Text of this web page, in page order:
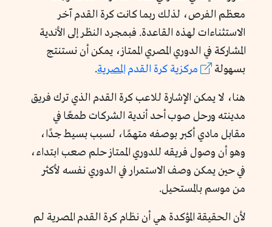
معظم الفرص، لذلك ربما كانت كرة القدم آخر
الاستثناءات لهذه القاعدة. فبمجرد النظر إلى الأندية
المشاركة في الدوري المصري الممتاز، يمكن أن نستنتج
بسهولة
مركزية كرة القدم المصرية.
هنا، لا يمكن الإشارة للاعب كرة القدم الذي ترك فريق
مدينته ورحل صوب أحد أندية الشركات طمعًا في
مقابل مادي أكبر بوصفه متهمًا، لسبب بسيط جدًا،
وهو أن وصول فريقه للدوري الممتاز حلم صعب ابتداء،
في حين يمكن وصف الاستمرار في الدوري نفسه لأكثر
من موسم بالمستحيل.
لأن الحقيقة المؤكدة هي أن نظام كرة القدم المصرية لم